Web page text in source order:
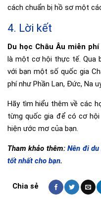
cách chuẩn bị hồ sơ một
4. Lời kết
Du học Châu Âu miễn phí
là một cơ hội thực tế. Qua
với bạn một số quốc gia
phí như Phần Lan, Đức, Na
Hãy tìm hiểu thêm về các
từng quốc gia để có cơ
hiện ước mơ của bạn.
Tham khảo thêm:Nên đi du
tốt nhất cho bạn.